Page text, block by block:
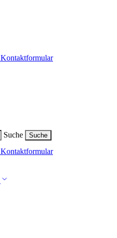
Kontaktformular
Suche Suche
Kontaktformular